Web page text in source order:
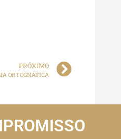
PRÓXIMO
ORTOGNÁTICA